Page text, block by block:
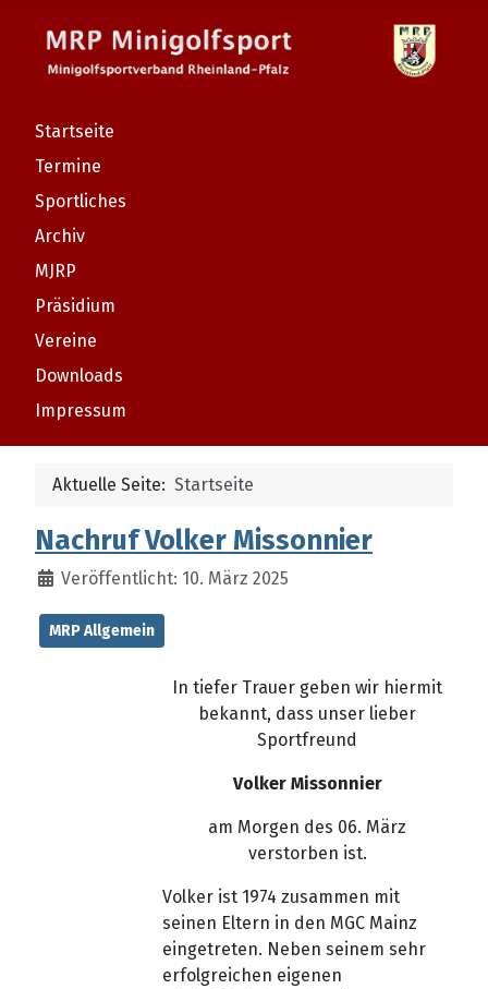
Startseite
Termine
Sportliches
Archiv
MJRP
Präsidium
Vereine
Downloads
Impressum
Aktuelle Seite: Startseite
Nachruf Volker Missonnier
Veröffentlicht: 10. März 2025
MRP Allgemein
In tiefer Trauer geben wir hiermit
bekannt, dass unser lieber
Sportfreund
Volker Missonnier
am Morgen des 06. März
verstorben ist.
Volker ist 1974 zusammen mit
seinen Eltern in den MGC Mainz
eingetreten. Neben seinem sehr
erfolgreichen eigenen